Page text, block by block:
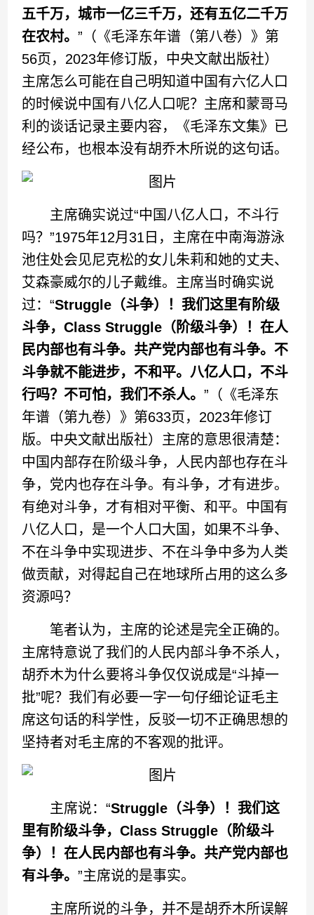
五千万，城市一亿三千万，还有五亿二千万
在农村。”（《毛泽东年谱（第八卷）》第
56页，2023年修订版，中央文献出版社）
主席怎么可能在自己明知道中国有六亿人口
的时候说中国有八亿人口呢？主席和蒙哥马
利的谈话记录主要内容，《毛泽东文集》已
经公布，也根本没有胡乔木所说的这句话。
主席确实说过“中国八亿人口，不斗行
吗？”1975年12月31日，主席在中南海游泳
池住处会见尼克松的女儿朱莉和她的丈夫、
艾森豪威尔的儿子戴维。主席当时确实说
过：“Struggle（斗争）！我们这里有阶级
斗争，Class Struggle（阶级斗争）！在人
民内部也有斗争。共产党内部也有斗争。不
斗争就不能进步，不和平。八亿人口，不斗
行吗？不可怕，我们不杀人。”（《毛泽东
年谱（第九卷）》第633页，2023年修订
版。中央文献出版社）主席的意思很清楚：
中国内部存在阶级斗争，人民内部也存在斗
争，党内也存在斗争。有斗争，才有进步。
有绝对斗争，才有相对平衡、和平。中国有
八亿人口，是一个人口大国，如果不斗争、
不在斗争中实现进步、不在斗争中多为人类
做贡献，对得起自己在地球所占用的这么多
资源吗？
笔者认为，主席的论述是完全正确的。
主席特意说了我们的人民内部斗争不杀人，
胡乔木为什么要将斗争仅仅说成是“斗掉一
批”呢？我们有必要一字一句仔细论证毛主
席这句话的科学性，反驳一切不正确思想的
坚持者对毛主席的不客观的批评。
主席说：“Struggle（斗争）！我们这
里有阶级斗争，Class Struggle（阶级斗
争）！在人民内部也有斗争。共产党内部也
有斗争。”主席说的是事实。
主席所说的斗争，并不是胡乔木所误解